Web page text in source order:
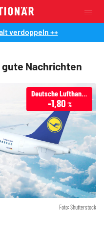
verdoppeln ++
Nachrichten
Foto: Shutterstock
Deutsche Lufthansa
-1,80 %